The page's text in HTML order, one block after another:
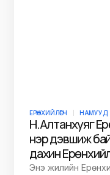
ЕРӨНХИЙЛӨГЧ НАМУУД
Н.Алтанхуяг
нэр дэвшиж
дахин
Энэ жилийн